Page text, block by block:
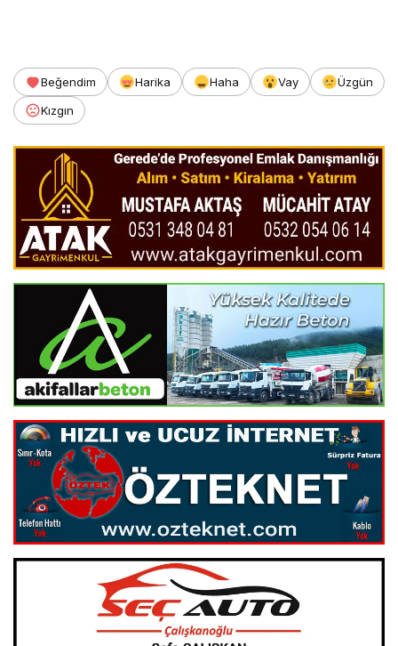
Beğendim Harika Haha Vay
Üzgün
Kızgın